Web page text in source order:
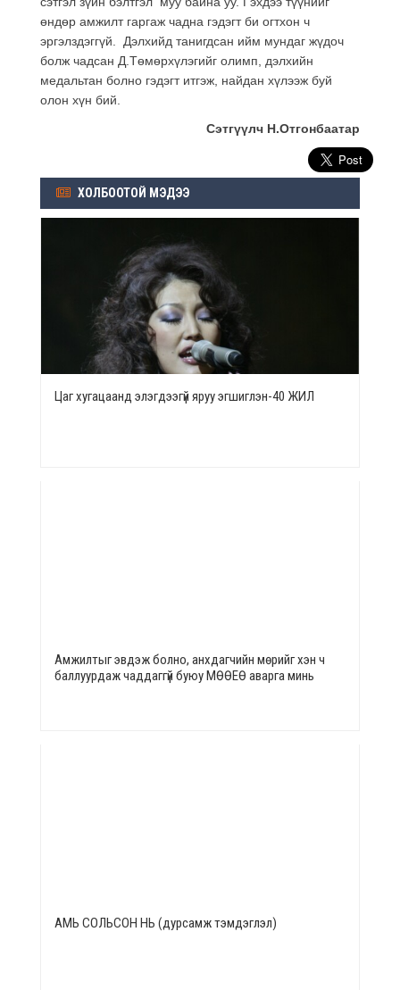
өндөр амжилт гаргаж чадна гэдэгт би огтхон ч
эргэлздэггүй. Дэлхийд танигдсан ийм мундаг жүдоч
болж чадсан Д.Төмөрхүлэгийг олимп, дэлхийн
медальтан болно гэдэгт итгэж, найдан хүлээж буй
олон хүн бий.
Сэтгүүлч Н.Отгонбаатар
ХОЛБООТОЙ МЭДЭЭ
Цаг хугацаанд элэгдээгүй яруу эгшиглэн-40 ЖИЛ
Амжилтыг эвдэж болно, анхдагчийн мөрийг хэн ч
баллуурдаж чаддаггүй буюу МӨӨЕӨ аварга минь
АМЬ СОЛЬСОН НЬ (дурсамж тэмдэглэл)